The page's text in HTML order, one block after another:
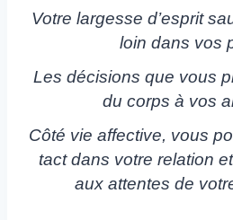
Votre largesse d’esprit
loin dans vos
Les décisions que vous
du corps à vos
Côté vie affective, vous
tact dans votre relation
aux attentes de